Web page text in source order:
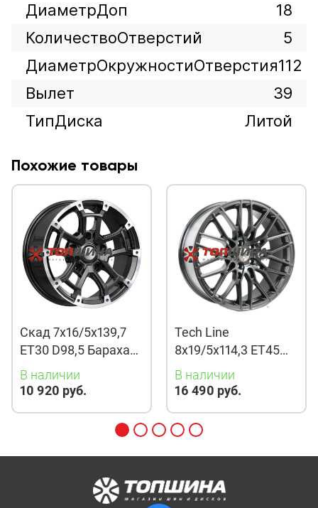
ДиаметрДоп
18
КоличествоОтверстий
5
ДиаметрОкружностиОтверстия112
Вылет
39
ТипДиска
Литой
Похожие товары
Скад 7x16/5x139,7
ET30 D98,5 Барахас
(КЛ378) Алмаз
В наличии
10 920 руб.
Tech Line
8x19/5x114,3 ET45
D67,1 901 BMG
В наличии
16 490 руб.